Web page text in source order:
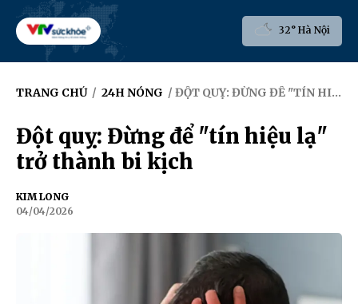
32° Hà Nội
TRANG CHỦ / 24H NÓNG / ĐỘT QUỴ: ĐỪNG ĐỂ "TÍN HIỆU LẠ" TRỞ THÀNH BI KỊCH
Đột quỵ: Đừng để "tín hiệu lạ"
trở thành bi kịch
KIM LONG
04/04/2026